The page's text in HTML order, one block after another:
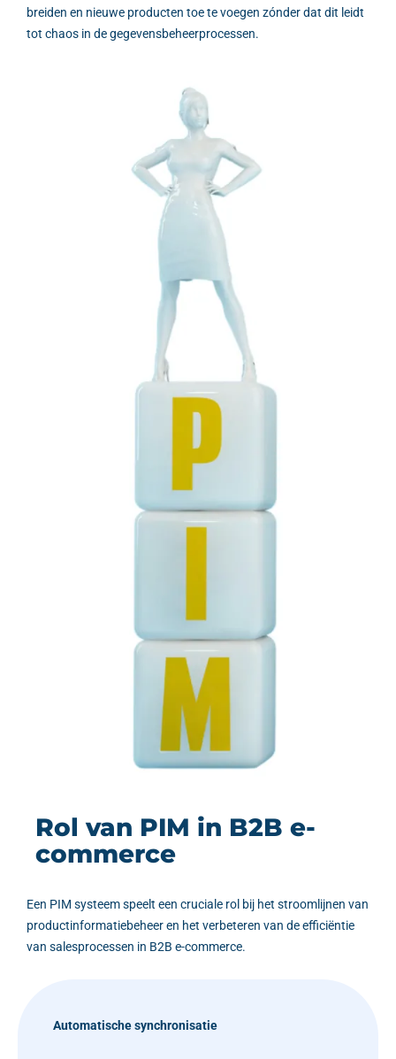
breiden en nieuwe producten toe te voegen zónder dat dit leidt
tot chaos in de gegevensbeheerprocessen.
Rol van PIM in B2B e-
commerce
Een PIM systeem speelt een cruciale rol bij het stroomlijnen van
productinformatiebeheer en het verbeteren van de efficiëntie
van salesprocessen in B2B e-commerce.
Automatische synchronisatie